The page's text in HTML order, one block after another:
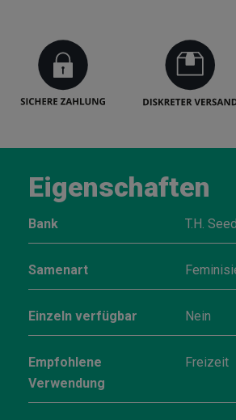
Eigenschaften
Bank T.H.
Samenart
Einzeln verfügbar Nein
Empfohlene
Verwendung
Freizeit